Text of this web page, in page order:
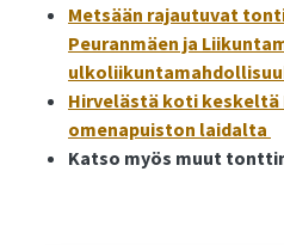
Metsään rajautuvat
Peuranmäen ja
Hirvelästä koti keskeltä
omenapuiston laidalta
Katso myös muut